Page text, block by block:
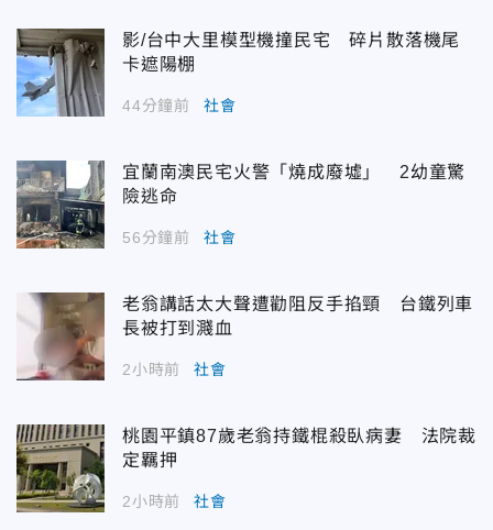
影/台中大里模型機撞民宅 碎片散落機尾
卡遮陽棚
44分鐘前 社會
宜蘭南澳民宅火警「燒成廢墟」 2幼童驚
險逃命
56分鐘前 社會
老翁講話太大聲遭勸阻反手掐頸 台鐵列車
長被打到濺血
2小時前 社會
桃園平鎮87歲老翁持鐵棍殺臥病妻 法院裁
定羈押
2小時前 社會